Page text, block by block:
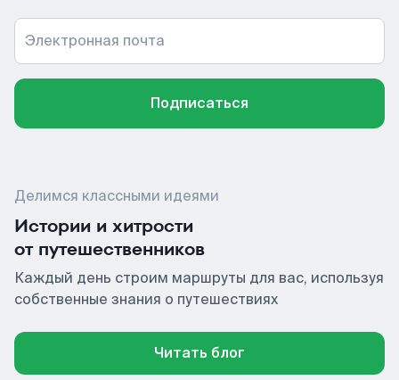
Электронная почта
Подписаться
Делимся классными идеями
Истории и хитрости
от путешественников
Каждый день строим маршруты для вас, используя
собственные знания о путешествиях
Читать блог